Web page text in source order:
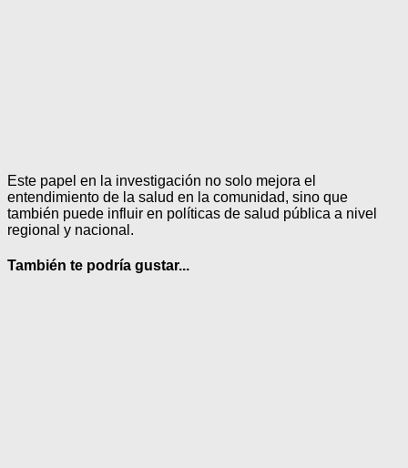
Este papel en la investigación no solo mejora el
entendimiento de la salud en la comunidad, sino que
también puede influir en políticas de salud pública a nivel
regional y nacional.
También te podría gustar...